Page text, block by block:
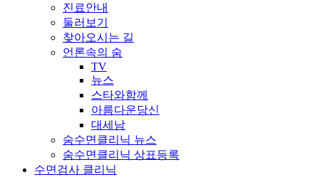
진료안내
둘러보기
찾아오시는 길
언론속의 숨
TV
뉴스
스타와함께
아름다운당신
대세남
숨수면클리닉 뉴스
숨수면클리닉 상표등록
수면검사 클리닉